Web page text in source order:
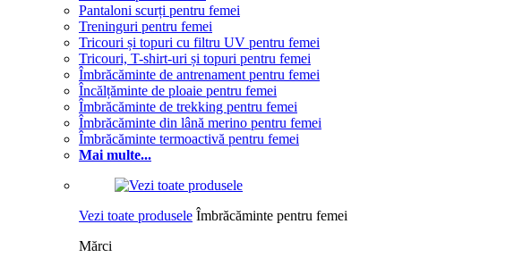
Pantaloni scurți pentru femei
Treninguri pentru femei
Tricouri și topuri cu filtru UV pentru femei
Tricouri, T-shirt-uri și topuri pentru femei
Îmbrăcăminte de antrenament pentru femei
Încălțăminte de ploaie pentru femei
Îmbrăcăminte de trekking pentru femei
Îmbrăcăminte din lână merino pentru femei
Îmbrăcăminte termoactivă pentru femei
Mai multe...
Vezi toate produsele Îmbrăcăminte pentru femei
Mărci